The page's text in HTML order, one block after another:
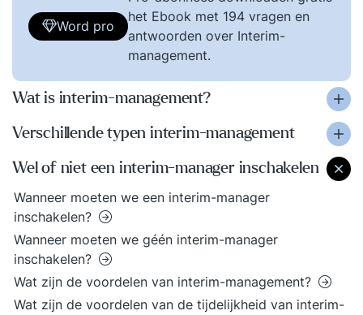
Word pro
het Ebook met 194 vragen en
antwoorden over Interim-
management.
Wat is interim-management?
Verschillende typen interim-management
Wel of niet een interim-manager inschakelen
Wanneer moeten we een interim-manager
inschakelen?
Wanneer moeten we géén interim-manager
inschakelen?
Wat zijn de voordelen van interim-management?
Wat zijn de voordelen van de tijdelijkheid van interim-